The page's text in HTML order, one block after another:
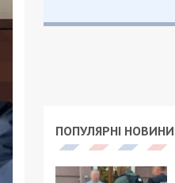
ПОПУЛЯРНІ НОВИНИ